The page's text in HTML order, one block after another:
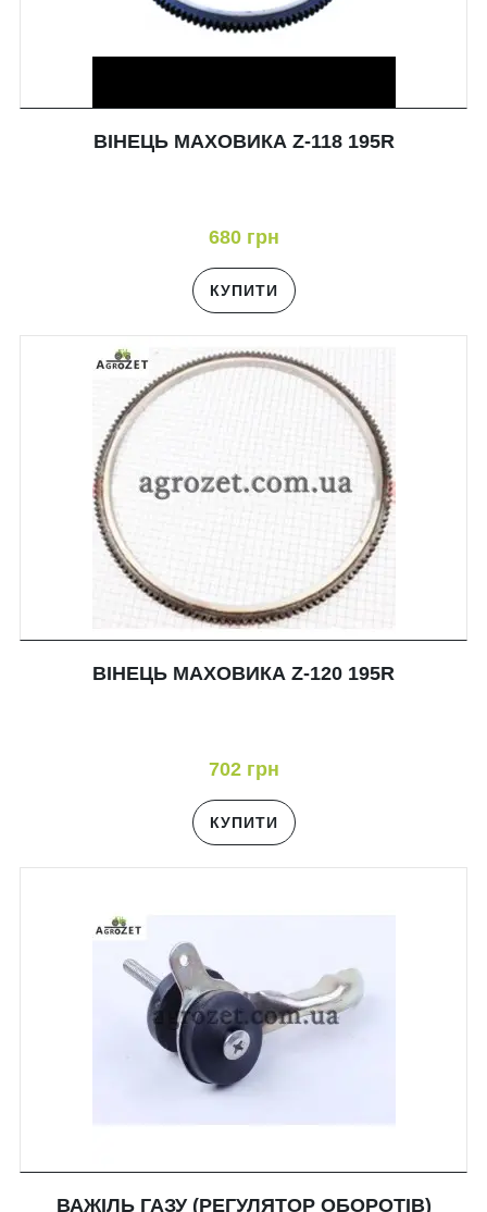
ВІНЕЦЬ МАХОВИКА Z-118 195R
680 грн
КУПИТИ
ВІНЕЦЬ МАХОВИКА Z-120 195R
702 грн
КУПИТИ
ВАЖІЛЬ ГАЗУ (РЕГУЛЯТОР ОБОРОТІВ)